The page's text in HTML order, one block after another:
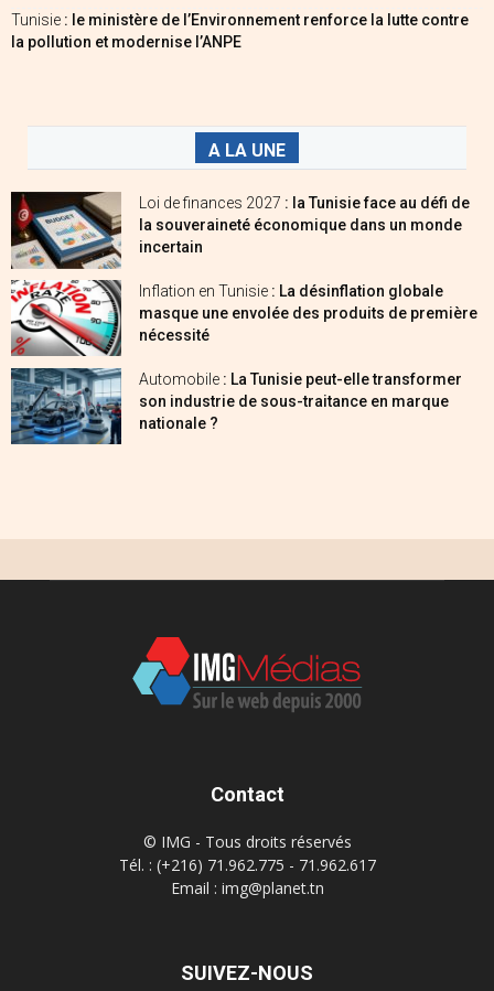
Tunisie : le ministère de l’Environnement renforce la lutte contre
la pollution et modernise l’ANPE
A LA UNE
Loi de finances 2027 : la Tunisie face au défi de
la souveraineté économique dans un monde
incertain
Inflation en Tunisie : La désinflation globale
masque une envolée des produits de première
nécessité
Automobile : La Tunisie peut-elle transformer
son industrie de sous-traitance en marque
nationale ?
Contact
© IMG - Tous droits réservés
Tél. : (+216) 71.962.775 - 71.962.617
Email : img@planet.tn
SUIVEZ-NOUS